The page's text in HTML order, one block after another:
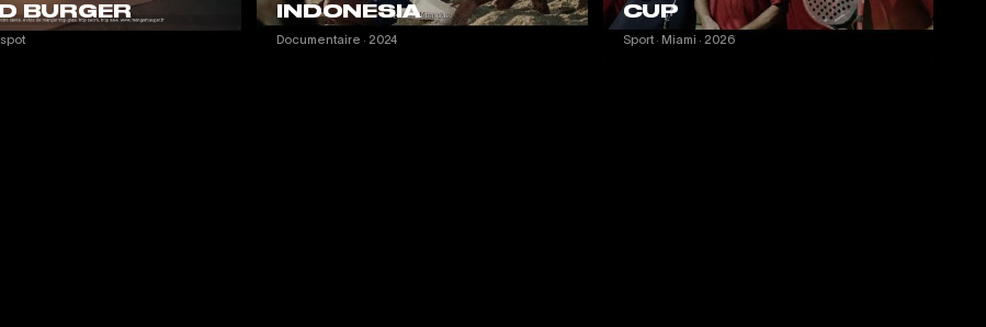
BURGER INDONESIA
Documentaire · 2024
CUP
Sport · Miami · 2026